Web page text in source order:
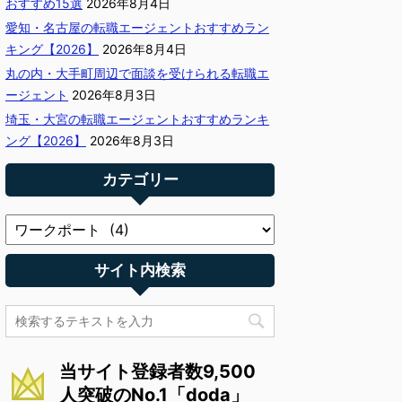
おすすめ15選 2026年8月4日
愛知・名古屋の転職エージェントおすすめラン
キング【2026】
2026年8月4日
丸の内・大手町周辺で面談を受けられる転職エ
ージェント 2026年8月3日
埼玉・大宮の転職エージェントおすすめランキ
ング【2026】
2026年8月3日
カテゴリー
サイト内検索
当サイト登録者数9,500
人突破のNo.1「doda」